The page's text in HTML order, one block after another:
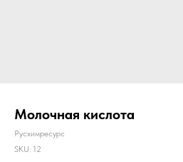
Молочная кислота
Русхимресурс
SKU: 12